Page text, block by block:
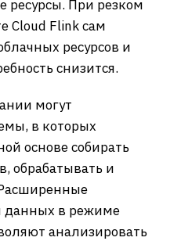
ресурсы. При резком
Cloud Flink сам
ресурсов и
снизится.
могут
в которых
основе собирать
обрабатывать и
данных в режиме
анализировать